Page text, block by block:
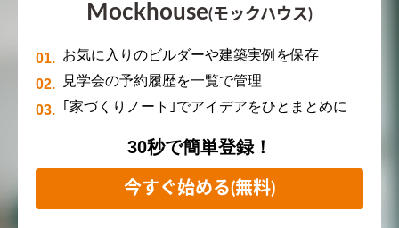
Mockhouse(モックハウス)
お気に入りのビルダーや建築実例を保存
見学会の予約履歴を一覧で管理
｢家づくりノート｣でアイデアをひとまとめに
30秒で簡単登録！
今すぐ始める(無料)